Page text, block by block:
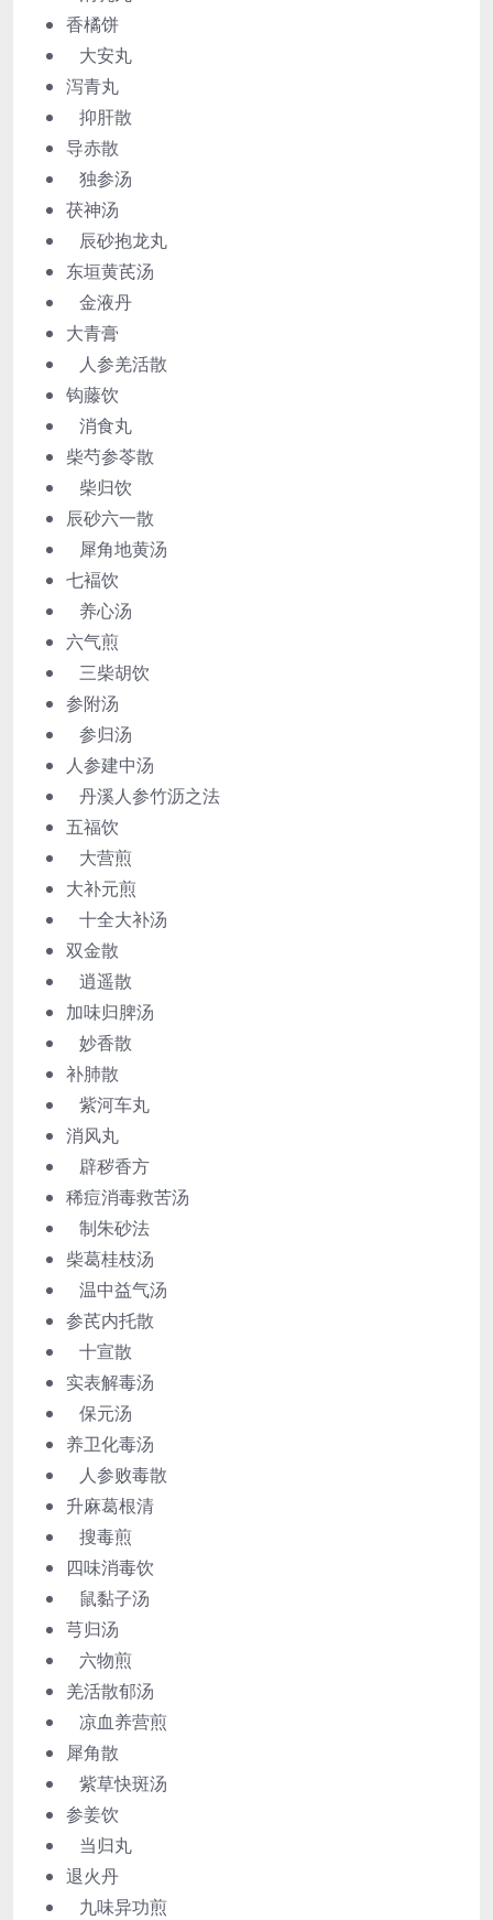
香橘饼
大安丸
泻青丸
抑肝散
导赤散
独参汤
茯神汤
辰砂抱龙丸
东垣黄芪汤
金液丹
大青膏
人参羌活散
钩藤饮
消食丸
柴芍参苓散
柴归饮
辰砂六一散
犀角地黄汤
七褔饮
养心汤
六气煎
三柴胡饮
参附汤
参归汤
人参建中汤
丹溪人参竹沥之法
五福饮
大营煎
大补元煎
十全大补汤
双金散
逍遥散
加味归脾汤
妙香散
补肺散
紫河车丸
消风丸
辟秽香方
稀痘消毒救苦汤
制朱砂法
柴葛桂枝汤
温中益气汤
参芪内托散
十宣散
实表解毒汤
保元汤
养卫化毒汤
人参败毒散
升麻葛根清
搜毒煎
四味消毒饮
鼠黏子汤
芎归汤
六物煎
羌活散郁汤
凉血养营煎
犀角散
紫草快斑汤
参姜饮
当归丸
退火丹
九味异功煎